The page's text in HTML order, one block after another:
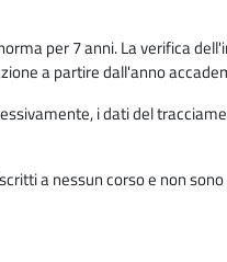
per 7 anni. La verifica
a partire dall'anno
i dati del
a nessun corso e non